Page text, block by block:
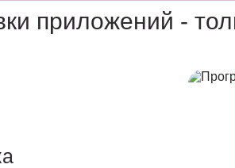
приложений -